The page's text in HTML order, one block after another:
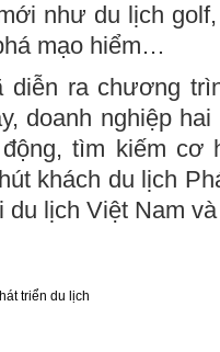
như du lịch
mạo hiểm…
diễn ra chương
doanh nghiệp
tìm kiếm cơ
khách du lịch
du lịch Việt Nam
triển du lịch